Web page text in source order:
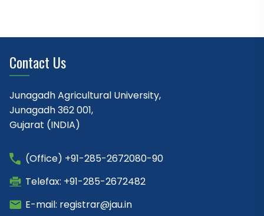
Contact Us
Junagadh Agricultural University,
Junagadh 362 001,
Gujarat (INDIA)
(Office) +91-285-2672080-90
Telefax: +91-285-2672482
E-mail: registrar@jau.in